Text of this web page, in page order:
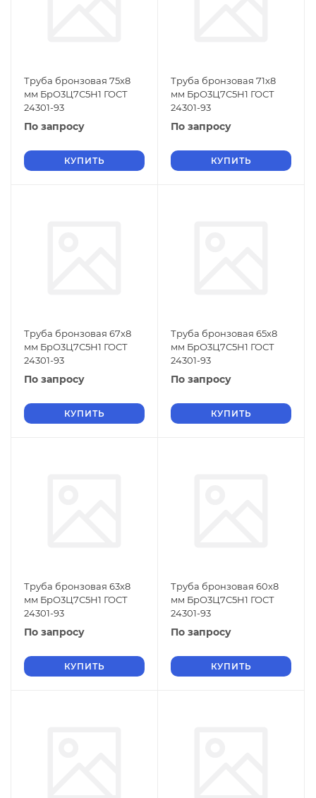
Труба бронзовая 75х8
мм БрО3Ц7С5Н1 ГОСТ
24301-93
По запросу
КУПИТЬ
Труба бронзовая 71х8
мм БрО3Ц7С5Н1 ГОСТ
24301-93
По запросу
КУПИТЬ
Труба бронзовая 67х8
мм БрО3Ц7С5Н1 ГОСТ
24301-93
По запросу
КУПИТЬ
Труба бронзовая 65х8
мм БрО3Ц7С5Н1 ГОСТ
24301-93
По запросу
КУПИТЬ
Труба бронзовая 63х8
мм БрО3Ц7С5Н1 ГОСТ
24301-93
По запросу
КУПИТЬ
Труба бронзовая 60х8
мм БрО3Ц7С5Н1 ГОСТ
24301-93
По запросу
КУПИТЬ